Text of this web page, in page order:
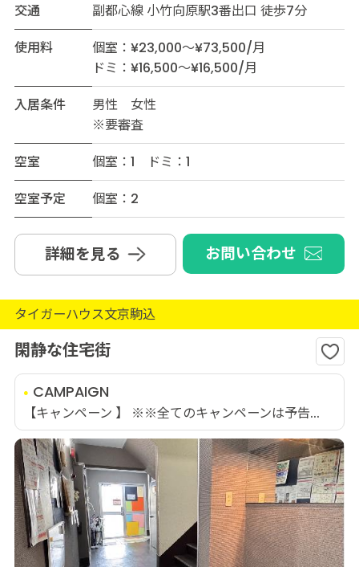
交通
副都心線 小竹向原駅3番出口 徒歩7分
使用料
個室：¥23,000～¥73,500/月
ドミ：¥16,500～¥16,500/月
入居条件
男性 女性
※要審査
空室
個室：1 ドミ：1
空室予定
個室：2
詳細を見る お問い合わせ
タイガーハウス文京駒込
閑静な住宅街
CAMPAIGN
【キャンペーン 】 ※※全てのキャンペーンは予告...